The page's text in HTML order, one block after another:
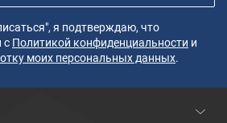
я подтверждаю, что
с Политикой конфиденциальности и
моих персональных данных.